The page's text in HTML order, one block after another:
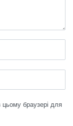
браузері для